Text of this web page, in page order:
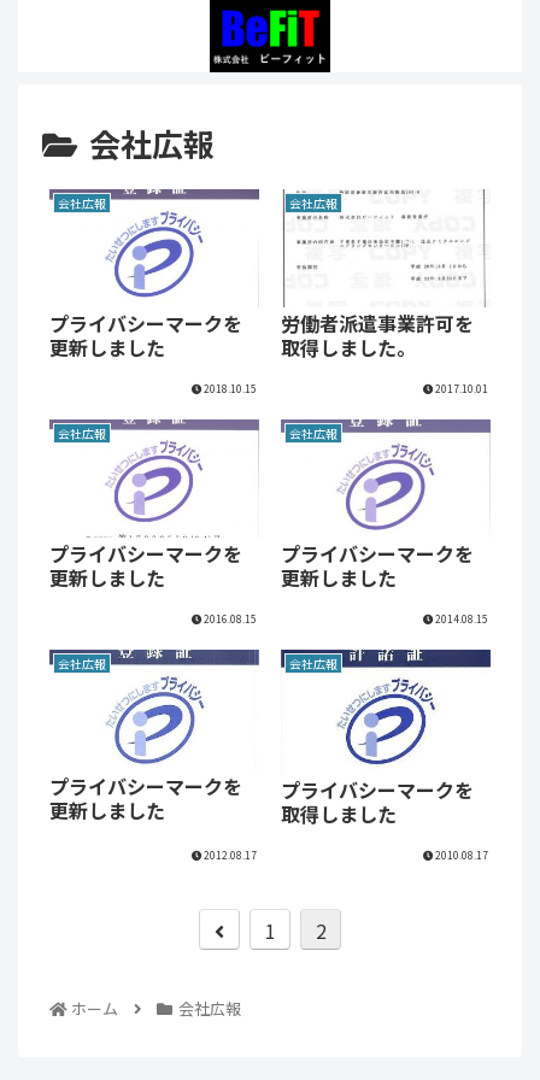
会社広報
会社広報
プライバシーマークを
更新しました
2018.10.15
会社広報
労働者派遣事業許可を
取得しました。
2017.10.01
会社広報
プライバシーマークを
更新しました
2016.08.15
会社広報
プライバシーマークを
更新しました
2014.08.15
会社広報
プライバシーマークを
更新しました
2012.08.17
会社広報
プライバシーマークを
取得しました
2010.08.17
1 2
ホーム 会社広報